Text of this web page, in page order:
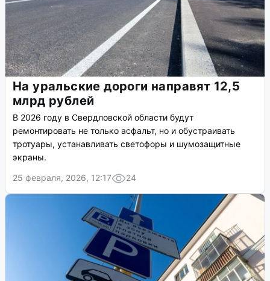
На уральские дороги направят 12,5
млрд рублей
В 2026 году в Свердловской области будут
ремонтировать не только асфальт, но и обустраивать
тротуары, устанавливать светофоры и шумозащитные
экраны.
25 февраля, 2026, 12:17
24